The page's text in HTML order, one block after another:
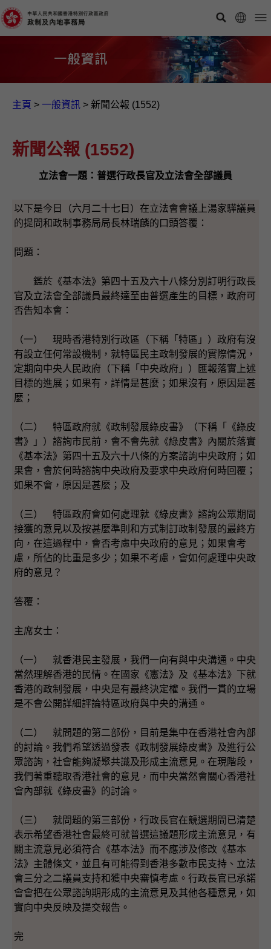
主頁 > 一般資訊​ > 新聞公報 (1552)
新聞公報 (1552)
立法會一題：普選行政長官及立法會全部議員
以下是今日（六月二十七日）在立法會會議上湯家驊議員
的提問和政制事務局局長林瑞麟的口頭答覆：
問題：
鑑於《基本法》第四十五及六十八條分別訂明行政長
官及立法會全部議員最終達至由普選產生的目標，政府可
否告知本會：
（一） 現時香港特別行政區（下稱「特區」）政府有沒
有設立任何常設機制，就特區民主政制發展的實際情況，
定期向中央人民政府（下稱「中央政府」）匯報落實上述
目標的進展；如果有，詳情是甚麼；如果沒有，原因是甚
麼；
（二） 特區政府就《政制發展綠皮書》（下稱「《綠皮
書》」）諮詢市民前，會不會先就《綠皮書》內關於落實
《基本法》第四十五及六十八條的方案諮詢中央政府；如
果會，會於何時諮詢中央政府及要求中央政府何時回覆；
如果不會，原因是甚麼；及
（三） 特區政府會如何處理就《綠皮書》諮詢公眾期間
接獲的意見以及按甚麼準則和方式制訂政制發展的最終方
向，在這過程中，會否考慮中央政府的意見；如果會考
慮，所佔的比重是多少；如果不考慮，會如何處理中央政
府的意見？
答覆：
主席女士：
（一） 就香港民主發展，我們一向有與中央溝通。中央
當然理解香港的民情。在國家《憲法》及《基本法》下就
香港的政制發展，中央是有最終決定權。我們一貫的立場
是不會公開詳細評論特區政府與中央的溝通。
（二） 就問題的第二部份，目前是集中在香港社會內部
的討論。我們希望透過發表《政制發展綠皮書》及進行公
眾諮詢，社會能夠凝聚共識及形成主流意見。在現階段，
我們著重聽取香港社會的意見，而中央當然會關心香港社
會內部就《綠皮書》的討論。
（三） 就問題的第三部份，行政長官在競選期間已清楚
表示希望香港社會最終可就普選這議題形成主流意見，有
關主流意見必須符合《基本法》而不應涉及修改《基本
法》主體條文，並且有可能得到香港多數市民支持、立法
會三分之二議員支持和獲中央審慎考慮。行政長官已承諾
會會把在公眾諮詢期形成的主流意見及其他各種意見，如
實向中央反映及提交報告。
完